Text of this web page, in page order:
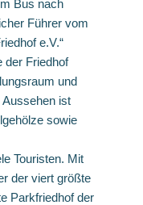
Bus nach
Führer vom
e.V.“
der Friedhof
und
ist
sowie
Touristen. Mit
der viert größte
Parkfriedhof der